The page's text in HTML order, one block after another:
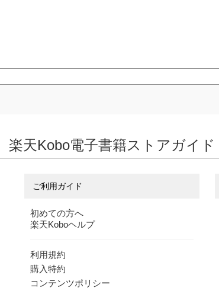
楽天Kobo電子書籍ストアガイド
ご利用ガイド
初めての方へ
楽天Koboヘルプ
利用規約
購入特約
コンテンツポリシー